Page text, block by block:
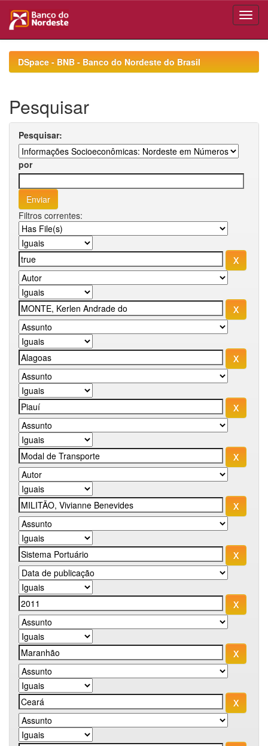
navigationDSpace - BNB - Banco do Nordeste do Brasil
Pesquisar
Pesquisar:
por
Filtros correntes: